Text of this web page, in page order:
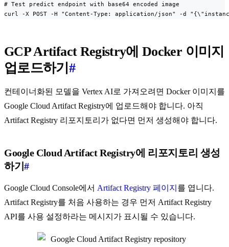
# Test predict endpoint with base64 encoded image
curl -X POST -H "Content-Type: application/json" -d
GCP Artifact Registry에 Docker 이미지
업로드하기 #
컨테이너화된 모델을 Vertex AI로 가져오려면 Docker 이미지를
Google Cloud Artifact Registry에 업로드해야 합니다. 아직
Artifact Registry 리포지토리가 없다면 먼저 생성해야 합니다.
Google Cloud Artifact Registry에 리포지토리 생성
하기#
Google Cloud Console에서 Artifact Registry 페이지 를 엽니다.
Artifact Registry를 처음 사용하는 경우 먼저 Artifact Registry
API를 사용 설정하라는 메시지가 표시될 수 있습니다.